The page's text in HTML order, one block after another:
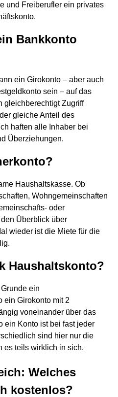
und Freiberufler ein privates
Bankkonto
ein Girokonto – aber auch
sein – auf das
gleichberechtigt Zugriff
gleiche Anteil des
haften alle Inhaber bei
Überziehungen.
Haushaltskasse. Ob
Wohngemeinschaften
oder
Überblick über
wieder ist die Miete für die
Haushaltskonto?
ein
ein Girokonto mit 2
voneinander über das
ein Konto ist bei fast jeder
sind hier nur die
es teils wirklich in sich.
Welches
kostenlos?